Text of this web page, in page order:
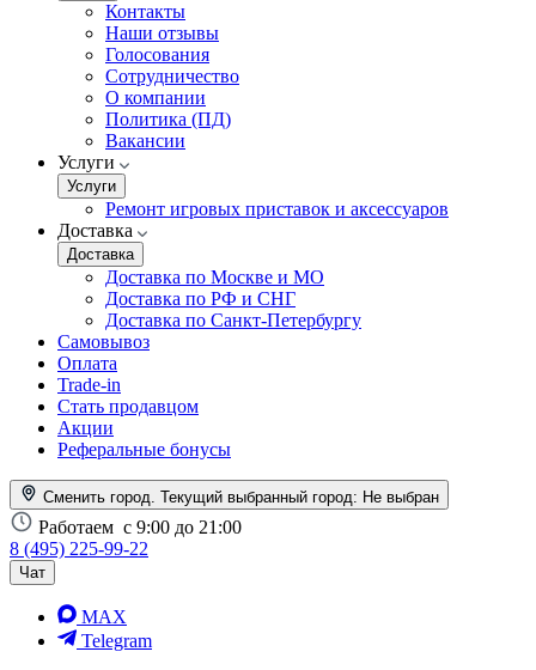
Контакты
Наши отзывы
Голосования
Сотрудничество
О компании
Политика (ПД)
Вакансии
Услуги
Услуги
Ремонт игровых приставок и аксессуаров
Доставка
Доставка
Доставка по Москве и МО
Доставка по РФ и СНГ
Доставка по Санкт-Петербургу
Самовывоз
Оплата
Trade-in
Стать продавцом
Акции
Реферальные бонусы
Сменить город. Текущий выбранный город: Не выбран
Работаем с 9:00 до 21:00
8 (495) 225-99-22
Чат
MAX
Telegram